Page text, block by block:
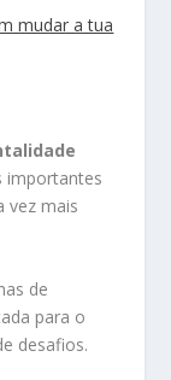
mudar a tua
importantes
vez mais
de
para o
desafios.